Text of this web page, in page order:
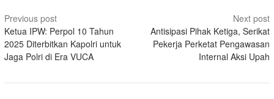
Post
navigation
Previous post
Ketua IPW: Perpol 10 Tahun
2025 Diterbitkan Kapolri untuk
Jaga Polri di Era VUCA
Next post
Antisipasi Pihak Ketiga, Serikat
Pekerja Perketat Pengawasan
Internal Aksi Upah